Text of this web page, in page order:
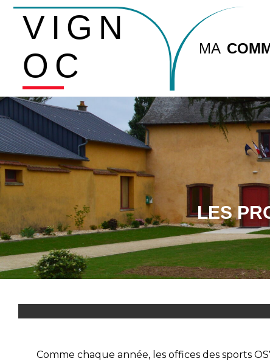
VIGN
OC
MA
LES
Comme chaque année, les offices des sports